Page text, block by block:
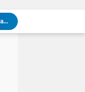
Ka Polsubsektor Cikupa Mas Aktif Atur Arus Lalu Lintas Sore, Wujudkan Kamseltibcar Lantas
Polsek Cikupa Cek Lokasi Penemuan Buaya di Desa Budimulya, Satwa Dievakuasi Petugas Damkar